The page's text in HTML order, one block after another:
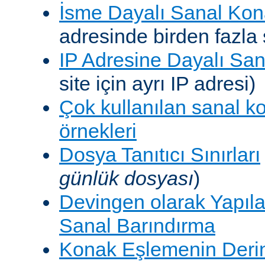
İsme Dayalı Sanal
adresinde birden fazla
IP Adresine Dayalı
site için ayrı IP adresi)
Çok kullanılan sanal
örnekleri
Dosya Tanıtıcı Sınırları
günlük dosyası)
Devingen olarak
Sanal Barındırma
Konak Eşlemenin